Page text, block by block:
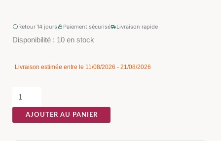
Retour 14 jours Paiement sécurisé Livraison rapide
Disponibilité : 10 en stock
Livraison estimée entre le 11/08/2026 - 21/08/2026
quantité
Table
Manger
Manguier
Foncé
AJOUTER AU PANIER